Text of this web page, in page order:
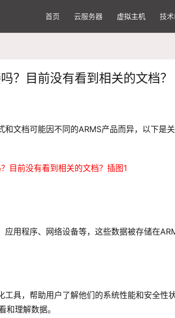
首页 云服务器 虚拟主机 技
？目前没有看到相关的文档？
文档可能因不同的ARMS产品而异，以下是
用程序、网络设备等，这些数据被存储在
工具，帮助用户了解他们的系统性能和安全性
理解数据。